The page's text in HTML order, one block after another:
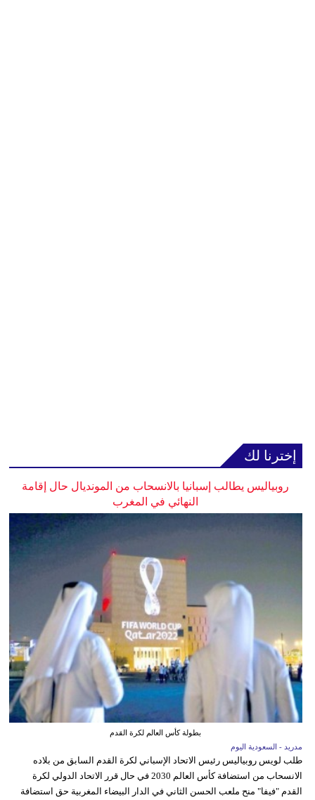
إخترنا لك
روبياليس يطالب إسبانيا بالانسحاب من المونديال حال إقامة
النهائي في المغرب
بطولة كأس العالم لكرة القدم
مدريد - السعودية اليوم
طلب لويس روبياليس رئيس الاتحاد الإسباني لكرة القدم السابق من بلاده
الانسحاب من استضافة كأس العالم 2030 في حال قرر الاتحاد الدولي لكرة
القدم "فيفا" منح ملعب الحسن الثاني في الدار البيضاء المغربية حق استضافة